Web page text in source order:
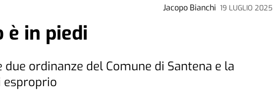
Jacopo Bianchi 19 LUGLIO 2025
è in piedi
due ordinanze del Comune di Santena e la
esproprio